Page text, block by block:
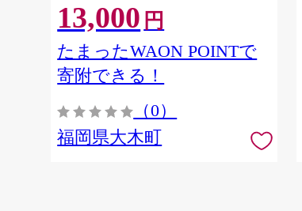
米 5kg × 2 ゆめつくし】CY009_01
13,000 円
たまったWAON POINTで
寄附できる！
（0）
福岡県大木町